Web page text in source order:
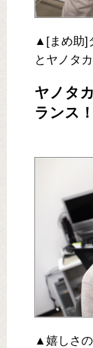
▲[まめ助]
とヤノタカ
ヤノタ
ランス！
極
▲嬉しさ